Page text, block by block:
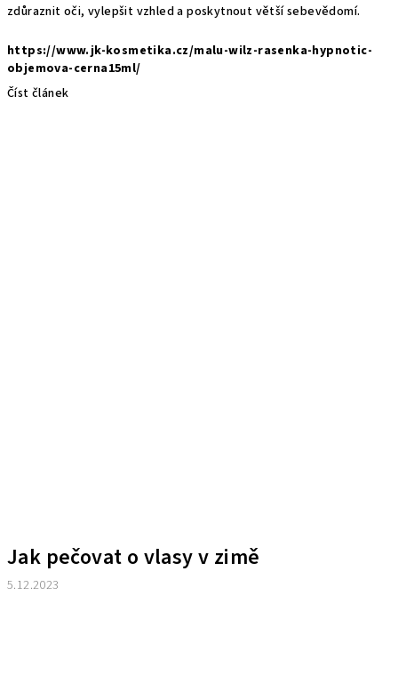
zdůraznit oči, vylepšit vzhled a poskytnout větší sebevědomí.
https://www.jk-kosmetika.cz/malu-wilz-rasenka-hypnotic-
objemova-cerna15ml/
Číst článek
Jak pečovat o vlasy v zimě
5.12.2023